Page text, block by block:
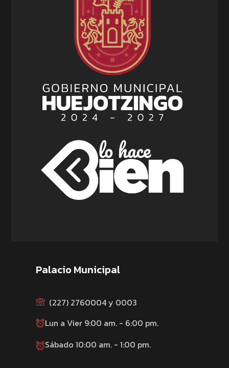
Palacio Municipal
(227) 2760004 y 0003
Lun a Vier 9:00 am. - 6:00 pm.
Sábado 10:00 am. - 1:00 pm.